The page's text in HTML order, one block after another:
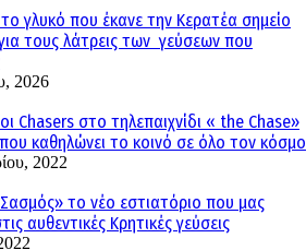
το γλυκό που έκανε την Κερατέα σημείο
τους λάτρεις των γεύσεων που
2026
οι Chasers στο τηλεπαιχνίδι « the Chase»
καθηλώνει το κοινό σε όλο τον κόσμο
2022
το νέο εστιατόριο που μας
αυθεντικές Κρητικές γεύσεις